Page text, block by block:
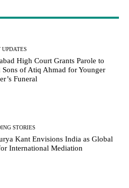
UPDATES
High Court Grants Parole to
Sons of Atiq Ahmad for Younger
Funeral
STORIES
Kant Envisions India as Global
International Mediation